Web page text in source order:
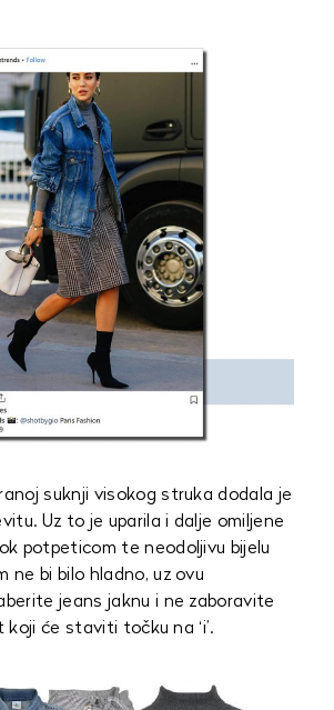
suknji visokog struka dodala je
Uz to je uparila i dalje omiljene
potpeticom te neodoljivu bijelu
ne bi bilo hladno, uz ovu
jeans jaknu i ne zaboravite
će staviti točku na ‘i’.